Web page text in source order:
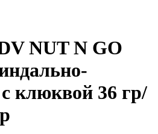
NUT N GO
клюквой 36 гр/